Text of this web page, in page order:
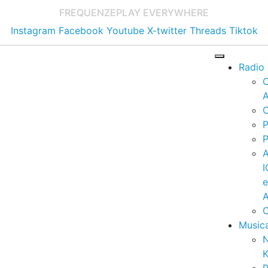
FREQUENZEPLAY EVERYWHERE
Instagram Facebook Youtube X-twitter Threads Tiktok
Radio
e